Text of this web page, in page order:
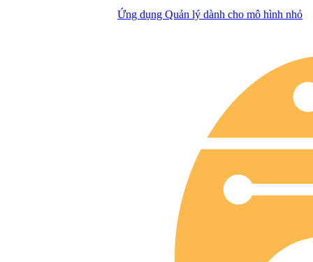
Ứng dụng Quản lý dành cho mô hình nhỏ